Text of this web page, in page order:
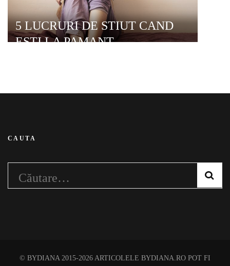
5 LUCRURI DE STIUT CAND
ESTI LA PAMANT
CAUTA
Caută
© BYDIANA 2015-2026 ARTICOLELE BYDIANA.RO POT FI